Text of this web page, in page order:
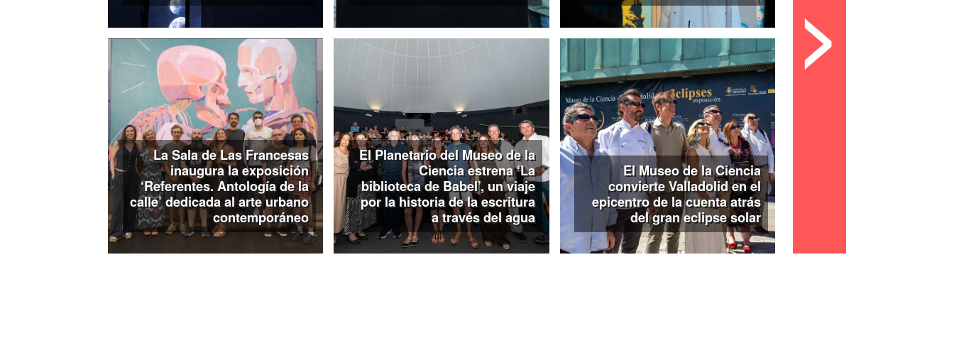
La Sala de Las Francesas
inaugura la exposición
‘Referentes. Antología de la
calle’ dedicada al arte urbano
contemporáneo
El Planetario del Museo de la
Ciencia estrena ‘La
biblioteca de Babel’, un viaje
por la historia de la escritura
a través del agua
El Museo de la Ciencia
convierte Valladolid en el
epicentro de la cuenta atrás
del gran eclipse solar
>